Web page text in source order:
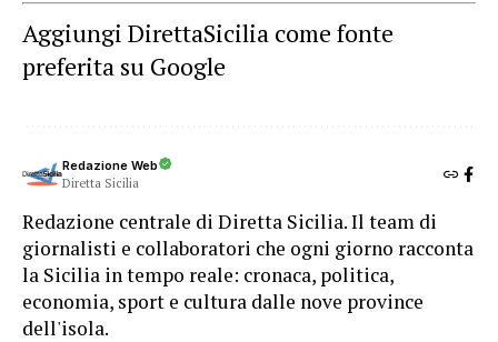
Aggiungi DirettaSicilia come fonte
preferita su Google
Redazione Web
Diretta Sicilia
Redazione centrale di Diretta Sicilia. Il team di
giornalisti e collaboratori che ogni giorno racconta
la Sicilia in tempo reale: cronaca, politica,
economia, sport e cultura dalle nove province
dell'isola.